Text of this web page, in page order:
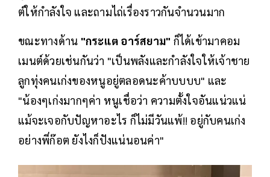
ต์ให้กำลังใจ และถามไถ่เรื่องราวกันจำนวนมาก
ขณะทางด้าน "กระแต อาร์สยาม" ก็ได้เข้ามาคอม
เมนต์ด้วยเช่นกันว่า "เป็นพลังและกำลังใจให้เจ้าชาย
ลูกทุ่งคนเก่งของหนูอยู่ตลอดนะค้าบบบบ" และ
"น้องๆเก่งมากๆค่า หนูเชื่อว่า ความตั้งใจอันแน่วแน่
แม้จะเจอกับปัญหาอะไร ก็ไม่มีวันแพ้!! อยู่กับคนเก่ง
อย่างพี่ก๊อต ยังไงก็ปังแน่นอนค่า"